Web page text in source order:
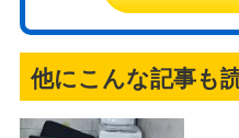
他にこんな記事も